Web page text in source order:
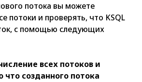
потока вы можете
потоки и проверять, что KSQL
с помощью следующих
всех потоков и
что созданного потока